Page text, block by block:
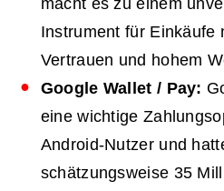
macht es zu einem
Instrument für Einkäufe
Vertrauen und hohem
Google Wallet / Pay:
eine wichtige
Android-Nutzer und
schätzungsweise 35